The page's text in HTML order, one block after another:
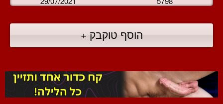
הוסף טוקבק +